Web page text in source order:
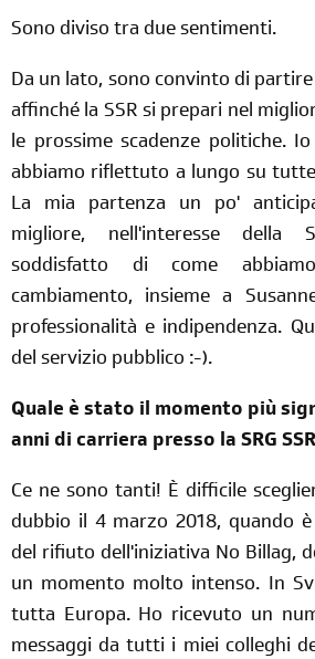
Sono diviso tra due sentimenti.
Da un lato, sono convinto di
affinché la SSR si prepari nel
le prossime scadenze politiche.
abbiamo riflettuto a lungo su
La mia partenza un po'
migliore, nell'interesse della
soddisfatto di come
cambiamento, insieme a
professionalità e indipendenza.
del servizio pubblico :-).
Quale è stato il momento più
anni di carriera presso la SRG
Ce ne sono tanti! È difficile
dubbio il 4 marzo 2018, quando
del rifiuto dell'iniziativa No Billag,
un momento molto intenso. In
tutta Europa. Ho ricevuto un
messaggi da tutti i miei colleghi